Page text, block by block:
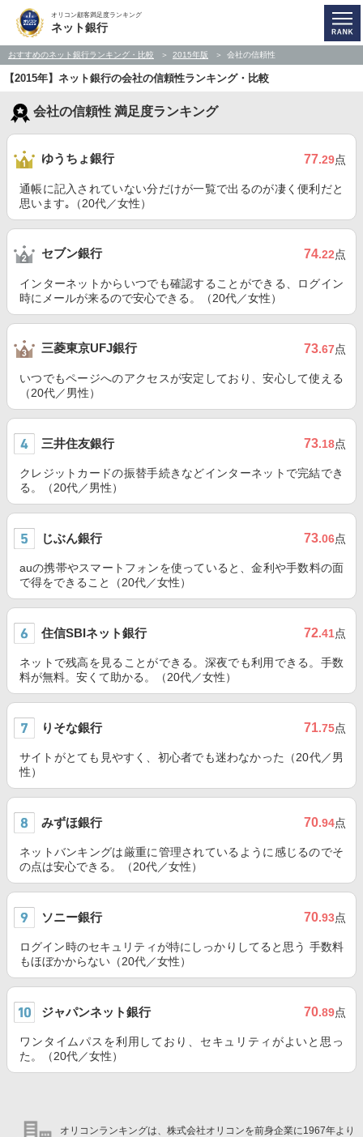
オリコン顧客満足度ランキング
ネット銀行
おすすめのネット銀行ランキング・比較 2015年版 会社の信頼性
【2015年】ネット銀行の会社の信頼性ランキング・比較
会社の信頼性 満足度ランキング
ゆうちょ銀行 77.29点
通帳に記入されていない分だけが一覧で出るのが凄く便利だと
思います｡（20代／女性）
セブン銀行 74.22点
インターネットからいつでも確認することができる、ログイン
時にメールが来るので安心できる。（20代／女性）
三菱東京UFJ銀行 73.67点
いつでもページへのアクセスが安定しており、安心して使える
（20代／男性）
三井住友銀行 73.18点
クレジットカードの振替手続きなどインターネットで完結でき
る。（20代／男性）
じぶん銀行 73.06点
auの携帯やスマートフォンを使っていると、金利や手数料の面
で得をできること（20代／女性）
住信SBIネット銀行 72.41点
ネットで残高を見ることができる。深夜でも利用できる。手数
料が無料。安くて助かる。（20代／女性）
りそな銀行 71.75点
サイトがとても見やすく、初心者でも迷わなかった（20代／男
性）
みずほ銀行 70.94点
ネットバンキングは厳重に管理されているように感じるのでそ
の点は安心できる。（20代／女性）
ソニー銀行 70.93点
ログイン時のセキュリティが特にしっかりしてると思う 手数料
もほぼかからない（20代／女性）
ジャパンネット銀行 70.89点
ワンタイムパスを利用しており、セキュリティがよいと思っ
た。（20代／女性）
オリコンランキングは、株式会社オリコンを前身企業に1967年より